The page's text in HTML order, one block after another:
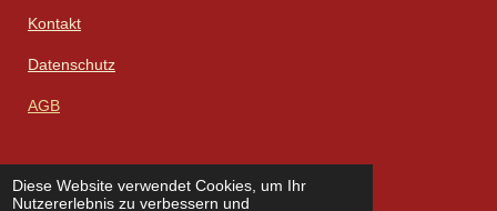
Diese Website verwendet Cookies, um Ihr
Nutzererlebnis zu verbessern und
Kontakt
Datenschutz
AGB
W
F
I
L
X